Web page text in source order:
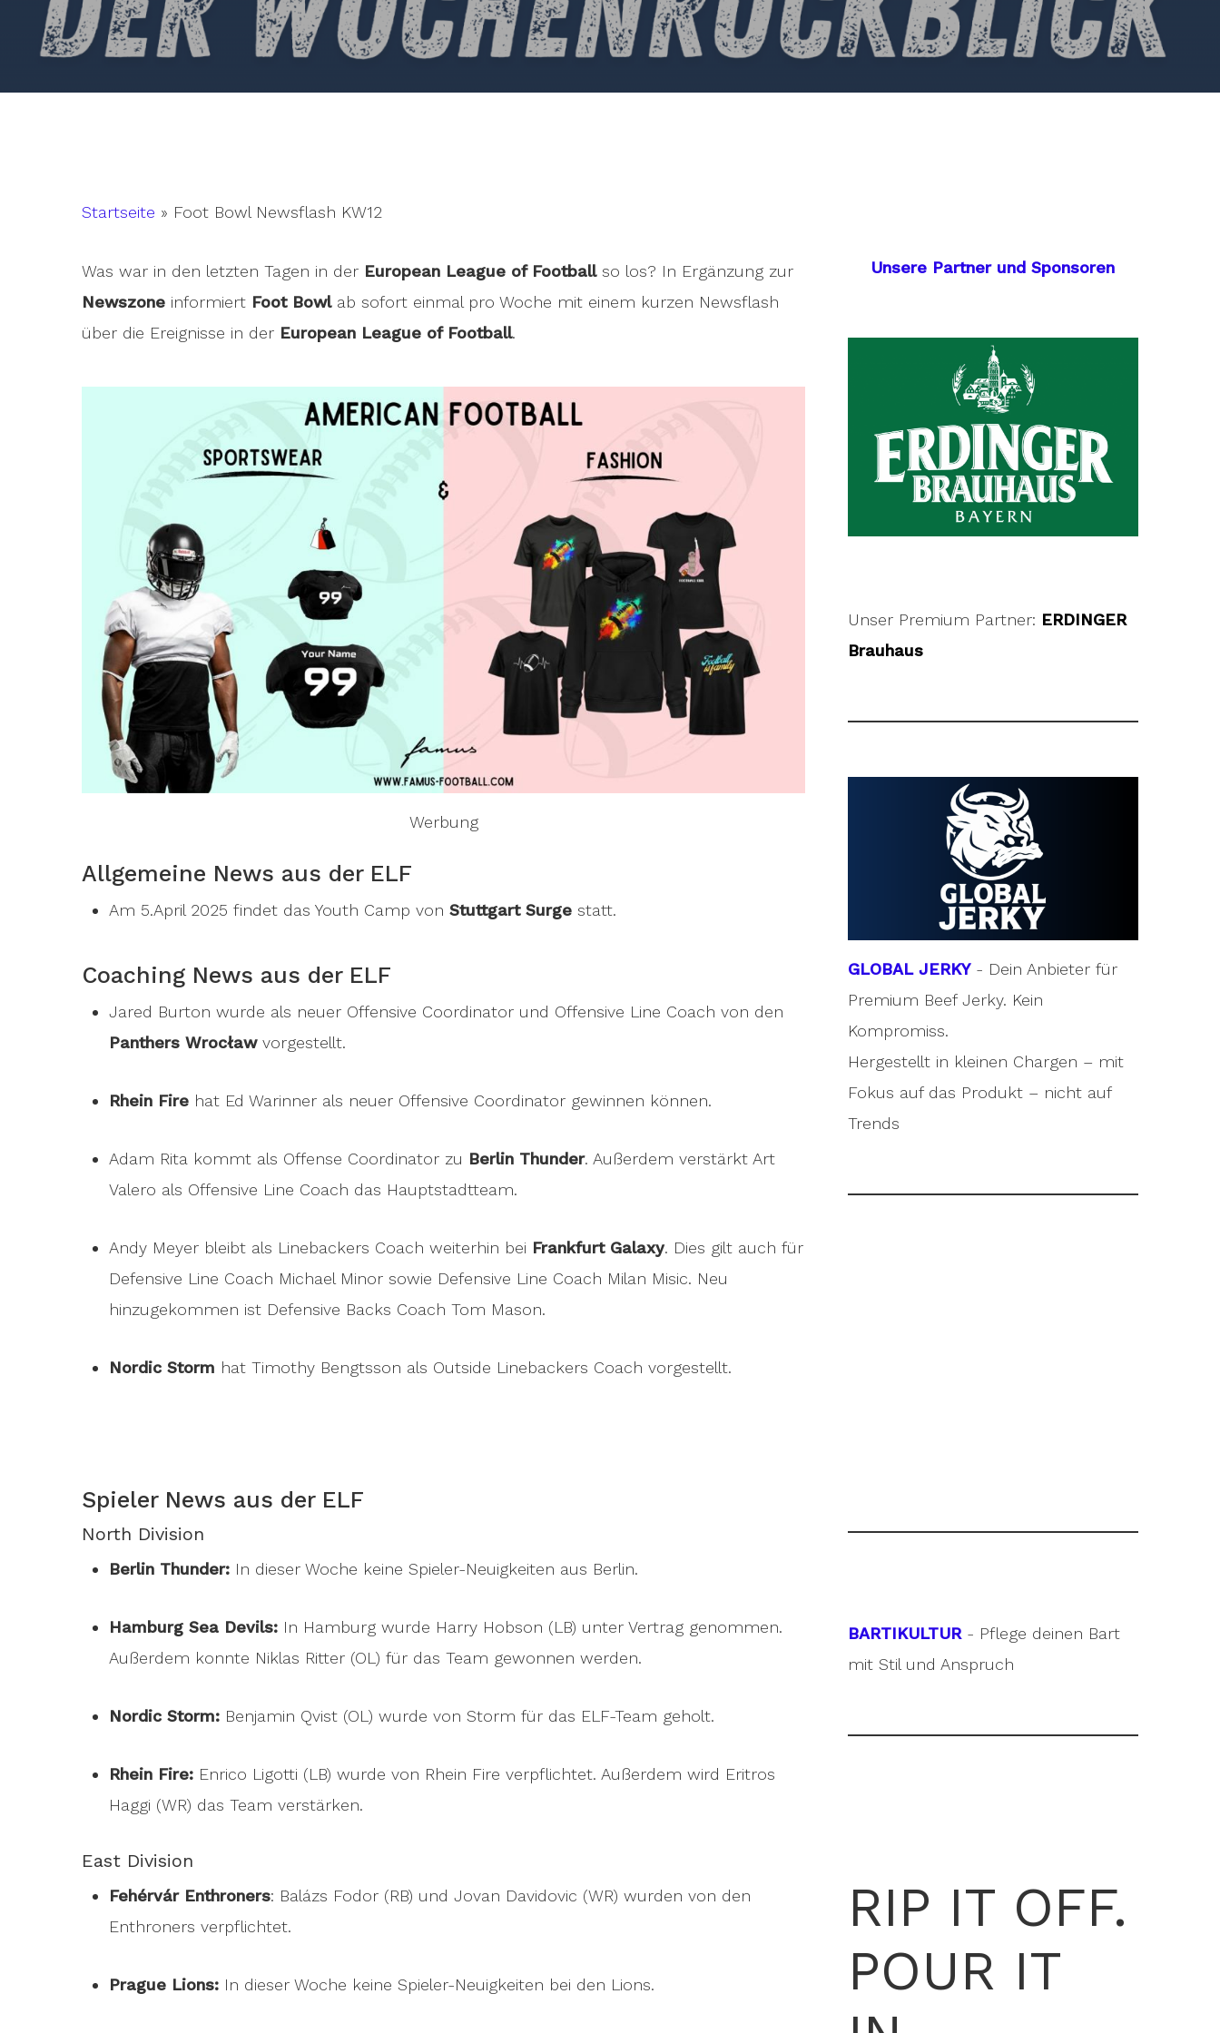
Startseite » Foot Bowl Newsflash KW12
Was war in den letzten Tagen in der European League of Footballso los? In Ergänzung zur
Newszone informiert Foot Bowlab sofort einmal pro Woche mit einem kurzen Newsflash
über die Ereignisse in der European League of Football.
Werbung
Allgemeine News aus der ELF
Am 5.April 2025 findet das Youth Camp von Stuttgart Surge statt.
Coaching News aus der ELF
Jared Burton wurde als neuer Offensive Coordinator und Offensive Line Coach von den
Panthers Wrocławvorgestellt.
Rhein Fire hat Ed Warinner als neuer Offensive Coordinator gewinnen können.
Adam Rita kommt als Offense Coordinator zu Berlin Thunder. Außerdem verstärkt Art
Valero als Offensive Line Coach das Hauptstadtteam.
Andy Meyer bleibt als Linebackers Coach weiterhin bei Frankfurt Galaxy. Dies gilt auch für
Defensive Line Coach Michael Minor sowie Defensive Line Coach Milan Misic. Neu
hinzugekommen ist Defensive Backs Coach Tom Mason.
Nordic Storm hat Timothy Bengtsson als Outside Linebackers Coach vorgestellt.
Spieler News aus der ELF
North Division
Berlin Thunder: In dieser Woche keine Spieler-Neuigkeiten aus Berlin.
Hamburg Sea Devils: In Hamburg wurde Harry Hobson (LB) unter Vertrag genommen.
Außerdem konnte Niklas Ritter (OL) für das Team gewonnen werden.
Nordic Storm: Benjamin Qvist (OL) wurde von Storm für das ELF-Team geholt.
Rhein Fire: Enrico Ligotti (LB) wurde von Rhein Fire verpflichtet. Außerdem wird Eritros
Haggi (WR) das Team verstärken.
East Division
Fehérvár Enthroners: Balázs Fodor (RB) und Jovan Davidovic (WR) wurden von den
Enthroners verpflichtet.
Prague Lions: In dieser Woche keine Spieler-Neuigkeiten bei den Lions.
Unsere Partner und Sponsoren
Unser Premium Partner: ERDINGER
Brauhaus
GLOBAL JERKY- Dein Anbieter für
Premium Beef Jerky. Kein
Kompromiss.
Hergestellt in kleinen Chargen – mit
Fokus auf das Produkt – nicht auf
Trends
BARTIKULTUR- Pflege deinen Bart
mit Stil und Anspruch
RIP IT OFF.
POUR IT